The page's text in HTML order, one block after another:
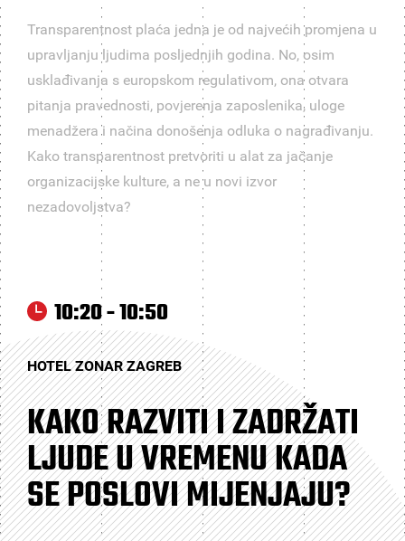
Transparentnost plaća jedna je od najvećih promjena u
upravljanju ljudima posljednjih godina. No, osim
usklađivanja s europskom regulativom, ona otvara
pitanja pravednosti, povjerenja zaposlenika, uloge
menadžera i načina donošenja odluka o nagrađivanju.
Kako transparentnost pretvoriti u alat za jačanje
organizacijske kulture, a ne u novi izvor
nezadovoljstva?
10:20 - 10:50
HOTEL ZONAR ZAGREB
KAKO RAZVITI I ZADRŽATI
LJUDE U VREMENU KADA
SE POSLOVI MIJENJAJU?